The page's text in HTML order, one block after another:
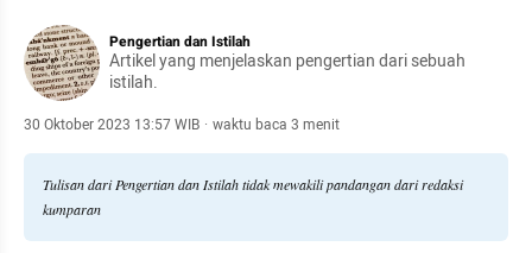
Pengertian dan Istilah
Artikel yang menjelaskan pengertian dari sebuah
istilah.
30 Oktober 2023 13:57 WIB · waktu baca 3 menit
Tulisan dari Pengertian dan Istilah tidak mewakili pandangan dari redaksi
kumparan